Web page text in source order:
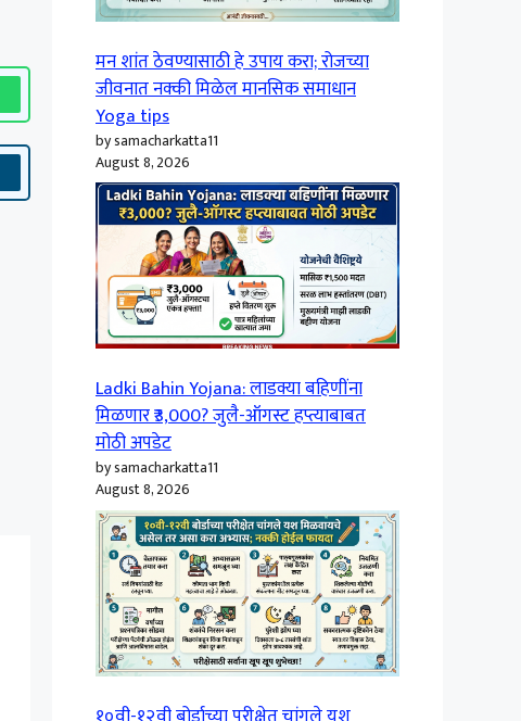
मन शांत ठेवण्यासाठी हे उपाय करा; रोजच्या
जीवनात नक्की मिळेल मानसिक समाधान
Yoga tips
by samacharkatta11
August 8, 2026
Ladki Bahin Yojana: लाडक्या बहिणींना
मिळणार ₹3,000? जुलै-ऑगस्ट हप्त्याबाबत
मोठी अपडेट
by samacharkatta11
August 8, 2026